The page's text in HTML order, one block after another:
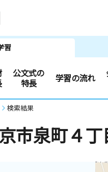
習
公文式の
特長
学習の流れ
検索結果
市泉町４丁